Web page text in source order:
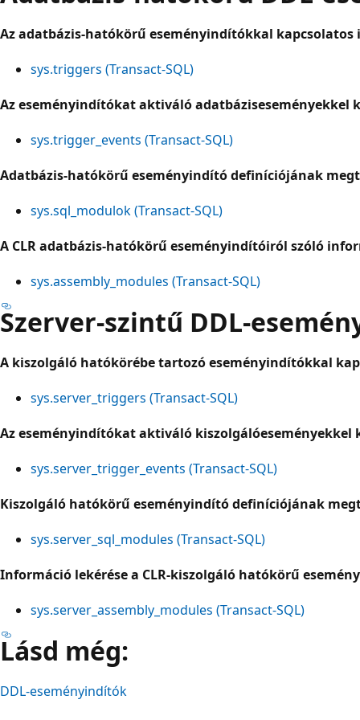
Az adatbázis-hatókörű eseményindítókkal kapcsolatos
sys.triggers (Transact-SQL)
Az eseményindítókat aktiváló adatbáziseseményekkel
sys.trigger_events (Transact-SQL)
Adatbázis-hatókörű eseményindító definíciójának
sys.sql_modulok (Transact-SQL)
A CLR adatbázis-hatókörű eseményindítóiról szóló
sys.assembly_modules (Transact-SQL)
Szerver-szintű DDL-
A kiszolgáló hatókörébe tartozó eseményindítókkal
sys.server_triggers (Transact-SQL)
Az eseményindítókat aktiváló kiszolgálóeseményekkel
sys.server_trigger_events (Transact-SQL)
Kiszolgáló hatókörű eseményindító definíciójának
sys.server_sql_modules (Transact-SQL)
Információ lekérése a CLR-kiszolgáló hatókörű
sys.server_assembly_modules (Transact-SQL)
Lásd még:
DDL-eseményindítók